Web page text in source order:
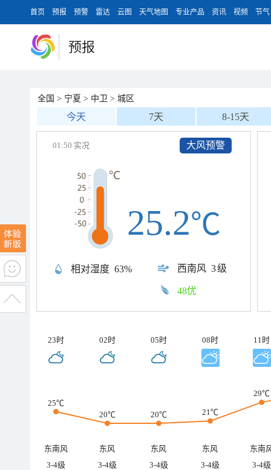
首页 预报 预警 雷达 云图 天气地图 专业产品 资讯 视频 节气
预报
全国 > 宁夏 > 中卫 > 城区
今天 7天 8-15天
01:50 实况
相对湿度 63% 西南风 3级
25.2℃
48优
大风预警
23时 02时 05时 08时 11时
25℃
20℃
20℃ 21℃
29℃
东南风 东风 东风 东风
东南
3-4级
3-4级 3-4级 3-4级 3-4级